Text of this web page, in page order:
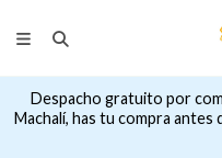
Despacho gratuito por
Machalí, has tu compra antes